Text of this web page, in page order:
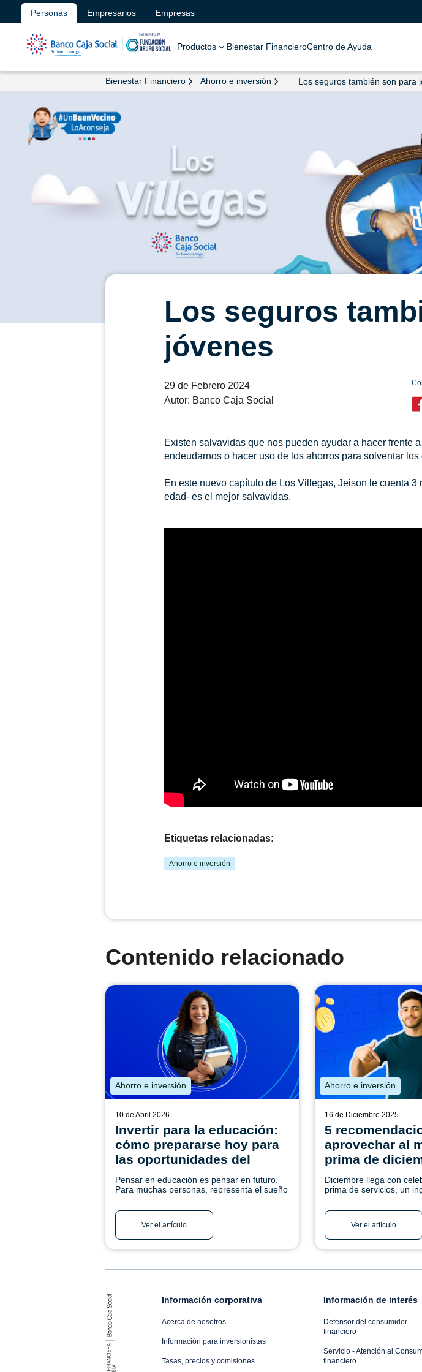
Personas Empresarios Empresas
Productos Bienestar FinancieroCentro de Ayuda
Bienestar Financiero Ahorro e inversión Los seguros también son para
Los seguros
jóvenes
29 de Febrero 2024
Autor: Banco Caja Social
Existen salvavidas que nos pueden ayudar a hacer frente
endeudarnos o hacer uso de los ahorros para solventar
En este nuevo capítulo de Los Villegas, Jeison le cuenta
edad- es el mejor salvavidas.​
Etiquetas relacionadas:
Ahorro e inversión
Contenido relacionado
Ahorro e inversión
10 de Abril 2026
Invertir para la educación:
cómo prepararse hoy para
las oportunidades del
mañana
Pensar en educación es pensar en futuro.
Para muchas personas, representa el sueño
apoyar a un nieto en el inicio de su carrera o
incluso retomar un proyecto personal de
formación. ¡Conoce más!
Ver el artículo
Ahorro e inversión
16 de Diciembre 2025
5
aprovechar al
prima de
Diciembre llega con
prima de servicios, un
tu bienestar financiero.
Ver el artículo
Información corporativa
Acerca de nosotros
Información para inversionistas
Tasas, precios y comisiones
Información de interés
Defensor del consumidor
financiero
Servicio - Atención al
financiero